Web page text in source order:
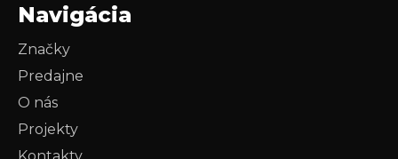
Navigácia
Značky
Predajne
O nás
Projekty